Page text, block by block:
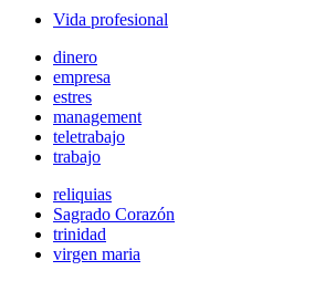
Vida profesional
dinero
empresa
estres
management
teletrabajo
trabajo
reliquias
Sagrado Corazón
trinidad
virgen maria